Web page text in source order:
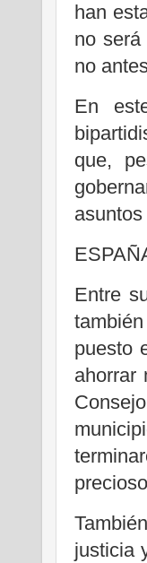
han
no
no
En
que,
Entre
puesto
ahorrar
justicia